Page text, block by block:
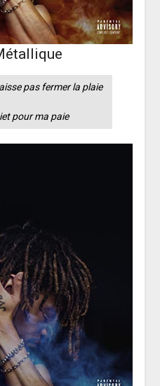
pas fermer la plaie
pour ma paie